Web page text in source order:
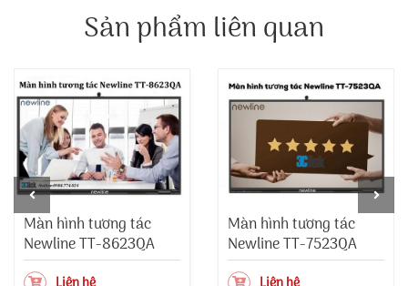
Sản phẩm liên quan
Màn hình tương tác
Newline TT-8623QA
Màn hình tương tác
Newline TT-7523QA